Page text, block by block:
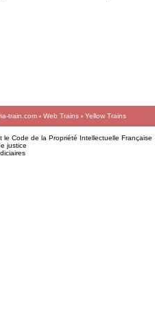
train.com Web Trains
Yellow Trains
Code de la Propriété Intellectuelle Française
justice